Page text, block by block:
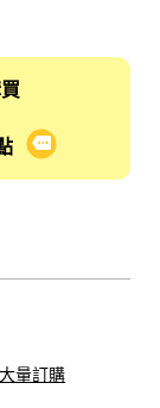
會員推薦分潤
量訂購